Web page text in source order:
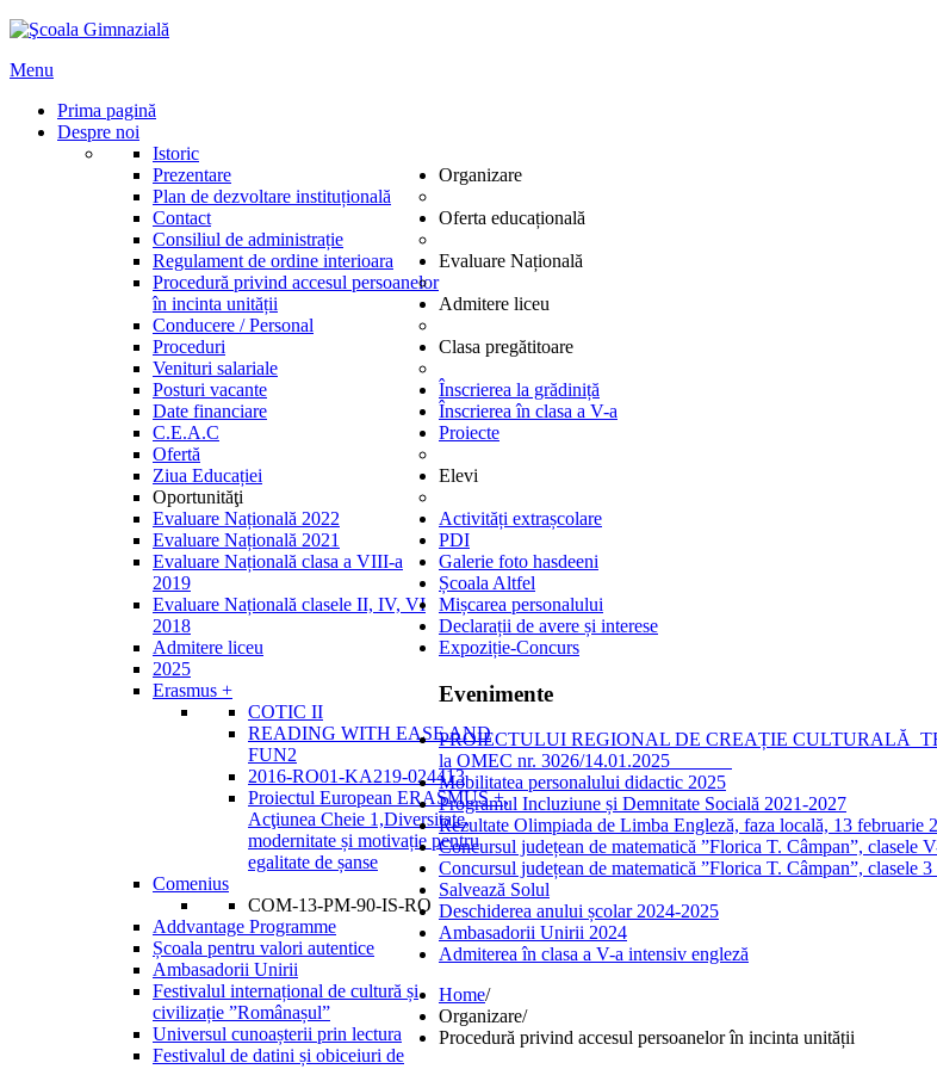
Menu
Prima pagină
Despre noi
Istoric
Prezentare
Plan de dezvoltare instituțională
Contact
Organizare
Consiliul de administrație
Regulament de ordine interioara
Procedură privind accesul persoanelor
în incinta unității
Conducere / Personal
Proceduri
Venituri salariale
Posturi vacante
Date financiare
C.E.A.C
Oferta educațională
Ofertă
Ziua Educației
Oportunităţi
Evaluare Națională
Evaluare Națională 2022
Evaluare Națională 2021
Evaluare Națională clasa a VIII-a
2019
Evaluare Națională clasele II, IV, VI
2018
Admitere liceu
Admitere liceu
Clasa pregătitoare
2025
Înscrierea la grădiniță
Înscrierea în clasa a V-a
Proiecte
Erasmus +
COTIC II
READING WITH EASE AND
FUN2
2016-RO01-KA219-024413
Proiectul European ERASMUS +,
Acţiunea Cheie 1,Diversitate,
modernitate și motivație pentru
egalitate de șanse
Comenius
COM-13-PM-90-IS-RO
Addvantage Programme
Școala pentru valori autentice
Ambasadorii Unirii
Festivalul internațional de cultură și
civilizație ”Românașul”
Universul cunoașterii prin lectura
Festivalul de datini și obiceiuri de
Elevi
Activități extrașcolare
PDI
Galerie foto hasdeeni
Școala Altfel
Mișcarea personalului
Declarații de avere și interese
Expoziție-Concurs
Evenimente
PROIECTULUI REGIONAL DE CREAȚIE CULTURALĂ
la OMEC nr. 3026/14.01.2025
Mobilitatea personalului didactic 2025
Programul Incluziune și Demnitate Socială 2021-2027
Rezultate Olimpiada de Limba Engleză, faza locală, 13 februarie
Concursul județean de matematică ”Florica T. Câmpan”, clasele
Concursul județean de matematică ”Florica T. Câmpan”, clasele
Salvează Solul
Deschiderea anului școlar 2024-2025
Ambasadorii Unirii 2024
Admiterea în clasa a V-a intensiv engleză
Home/
Organizare/
Procedură privind accesul persoanelor în incinta unității